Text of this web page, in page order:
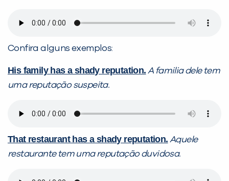
Confira alguns exemplos:
His family has a shady reputation. A familia dele tem
uma reputação suspeita.
That restaurant has a shady reputation. Aquele
restaurante tem uma reputação duvidosa.